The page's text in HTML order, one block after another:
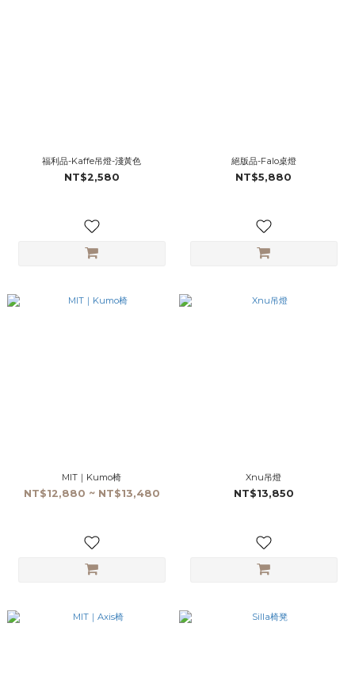
福利品-Kaffe吊燈-淺黃色
NT$2,580
絕版品-Falo桌燈
NT$5,880
MIT｜Kumo椅
NT$12,880 ~ NT$13,480
Xnu吊燈
NT$13,850